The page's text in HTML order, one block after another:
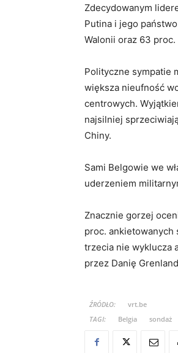
Zdecydowanym
Putina i jego
Walonii oraz 63
Polityczne sympatie
większa nieufność
centrowych.
najsilniej
Chiny.
Sami Belgowie we
uderzeniem
Znacznie gorzej
proc. ankietowanych
trzecia nie wyklucza
przez Danię
ŹRÓDŁO:
vrt.be
TAGI:
Belgia sondaż